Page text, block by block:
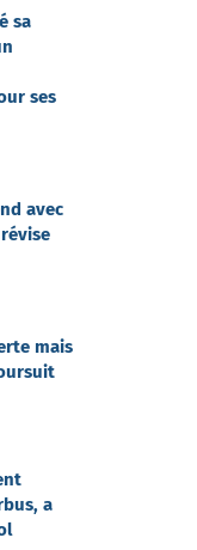
sa
ses
avec
mais
a